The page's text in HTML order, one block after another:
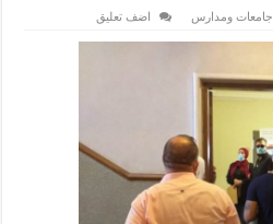
جامعات ومدارس اضف تعليق